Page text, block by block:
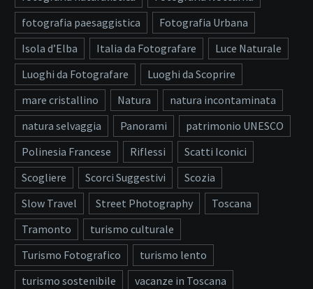
fotografia paesaggistica
Fotografia Urbana
Isola d’Elba
Italia da Fotografare
Luce Naturale
Luoghi da Fotografare
Luoghi da Scoprire
mare cristallino
Natura
natura incontaminata
natura selvaggia
Panorami
patrimonio UNESCO
Polinesia Francese
Riflessi
Scatti Iconici
Scogliere
Scorci Suggestivi
Scozia
Slow Travel
Street Photography
Toscana
Tramonto
turismo culturale
Turismo Fotografico
turismo lento
turismo sostenibile
vacanze in Toscana